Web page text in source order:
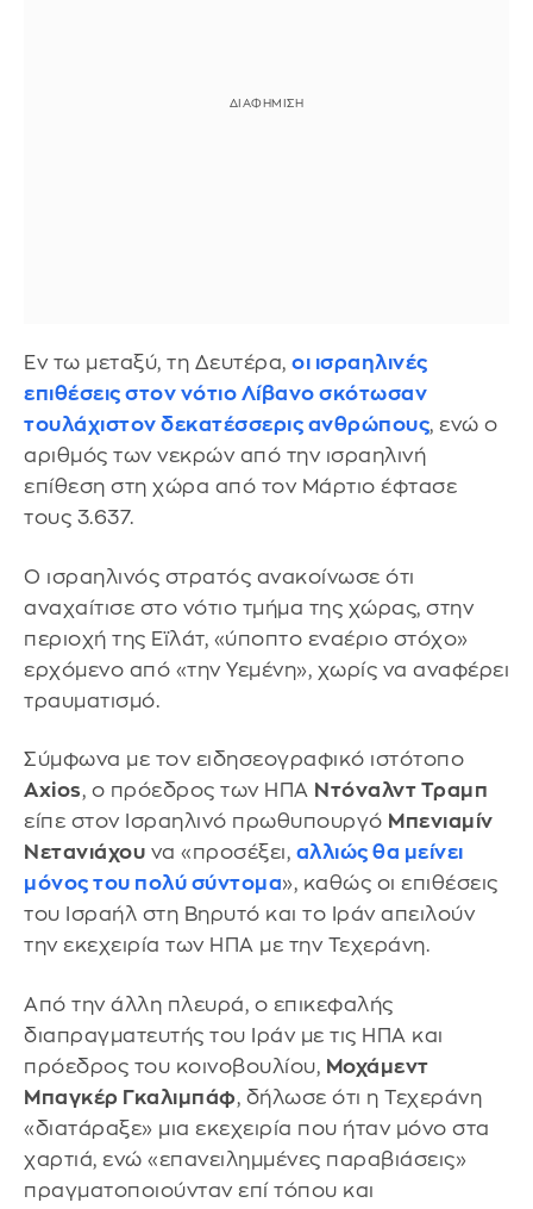
Εν τω μεταξύ, τη Δευτέρα, οι ισραηλινές
επιθέσεις στον νότιο Λίβανο σκότωσαν
τουλάχιστον δεκατέσσερις ανθρώπους, ενώ ο
αριθμός των νεκρών από την ισραηλινή
επίθεση στη χώρα από τον Μάρτιο έφτασε
τους 3.637.
Ο ισραηλινός στρατός ανακοίνωσε ότι
αναχαίτισε στο νότιο τμήμα της χώρας, στην
περιοχή της Εϊλάτ, «ύποπτο εναέριο στόχο»
ερχόμενο από «την Υεμένη», χωρίς να αναφέρει
τραυματισμό.
Σύμφωνα με τον ειδησεογραφικό ιστότοπο
Axios, ο πρόεδρος των ΗΠΑ Ντόναλντ Τραμπ
είπε στον Ισραηλινό πρωθυπουργό Μπενιαμίν
Νετανιάχου να «προσέξει, αλλιώς θα μείνει
μόνος του πολύ σύντομα», καθώς οι επιθέσεις
του Ισραήλ στη Βηρυτό και το Ιράν απειλούν
την εκεχειρία των ΗΠΑ με την Τεχεράνη.
Από την άλλη πλευρά, ο επικεφαλής
διαπραγματευτής του Ιράν με τις ΗΠΑ και
πρόεδρος του κοινοβουλίου, Μοχάμεντ
Μπαγκέρ Γκαλιμπάφ, δήλωσε ότι η Τεχεράνη
«διατάραξε» μια εκεχειρία που ήταν μόνο στα
χαρτιά, ενώ «επανειλημμένες παραβιάσεις»
πραγματοποιούνταν επί τόπου και